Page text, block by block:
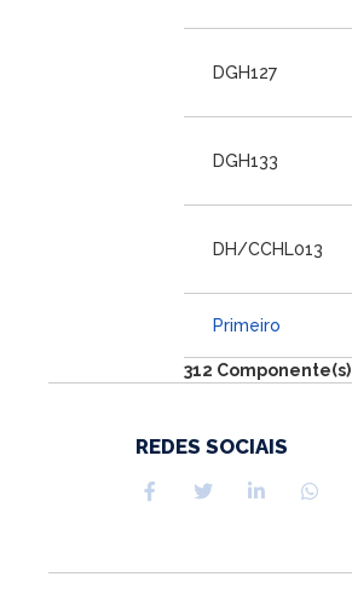
DGH127
DGH133
DH/CCHL013
Primeiro
312 Componente(s)
REDES SOCIAIS